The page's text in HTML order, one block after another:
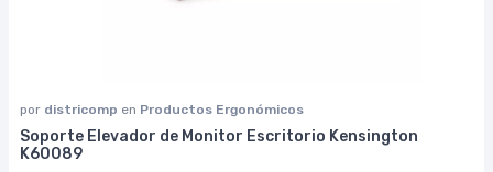
por districomp en Productos Ergonómicos
Soporte Elevador de Monitor Escritorio Kensington
K60089